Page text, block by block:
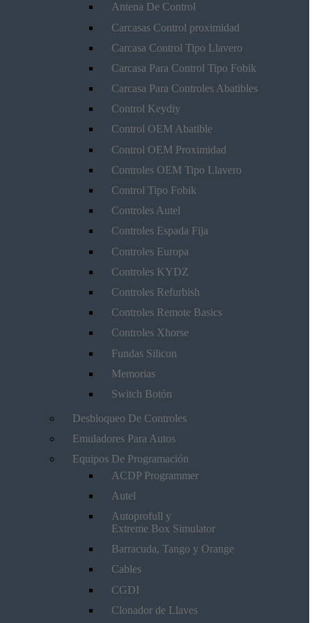
Antena De Control
Carcasas Control proximidad
Carcasa Control Tipo Llavero
Carcasa Para Control Tipo Fobik
Carcasa Para Controles Abatibles
Control Keydiy
Control OEM Abatible
Control OEM Proximidad
Controles OEM Tipo Llavero
Control Tipo Fobik
Controles Autel
Controles Espada Fija
Controles Europa
Controles KYDZ
Controles Refurbish
Controles Remote Basics
Controles Xhorse
Fundas Silicon
Memorias
Switch Botón
Desbloqueo De Controles
Emuladores Para Autos
Equipos De Programación
ACDP Programmer
Autel
Autoprofull y
Extreme Box Simulator
Barracuda, Tango y Orange
Cables
CGDI
Clonador de Llaves